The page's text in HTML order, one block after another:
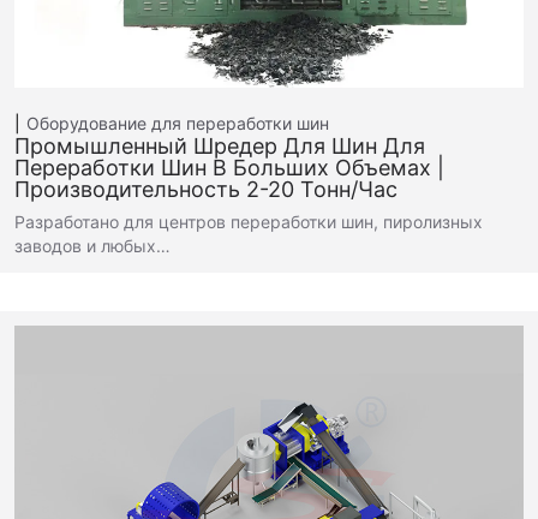
Оборудование для переработки шин
Промышленный Шредер Для Шин Для
Переработки Шин В Больших Объемах |
Производительность 2-20 Тонн/час
Разработано для центров переработки шин, пиролизных
заводов и любых…